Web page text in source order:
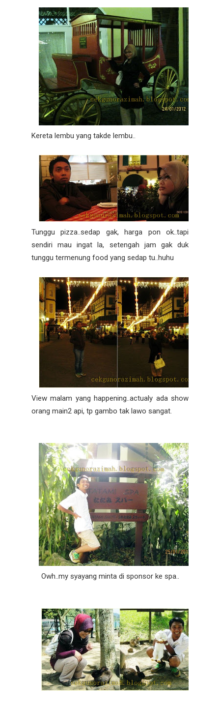
Kereta lembu yang takde lembu..
Tunggu pizza..sedap gak, harga pon ok..tapi
sendiri mau ingat la, setengah jam gak duk
tunggu termenung food yang sedap tu..huhu
View malam yang happening..actualy ada show
orang main2 api, tp gambo tak lawo sangat.
Owh..my syayang minta di sponsor ke spa..